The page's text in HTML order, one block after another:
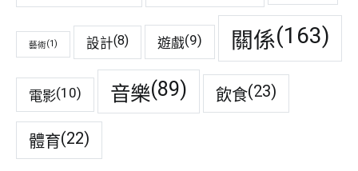
藝術(1) 設計(8) 遊戲(9) 關係(163)
電影(10) 音樂(89) 飲食(23)
體育(22)